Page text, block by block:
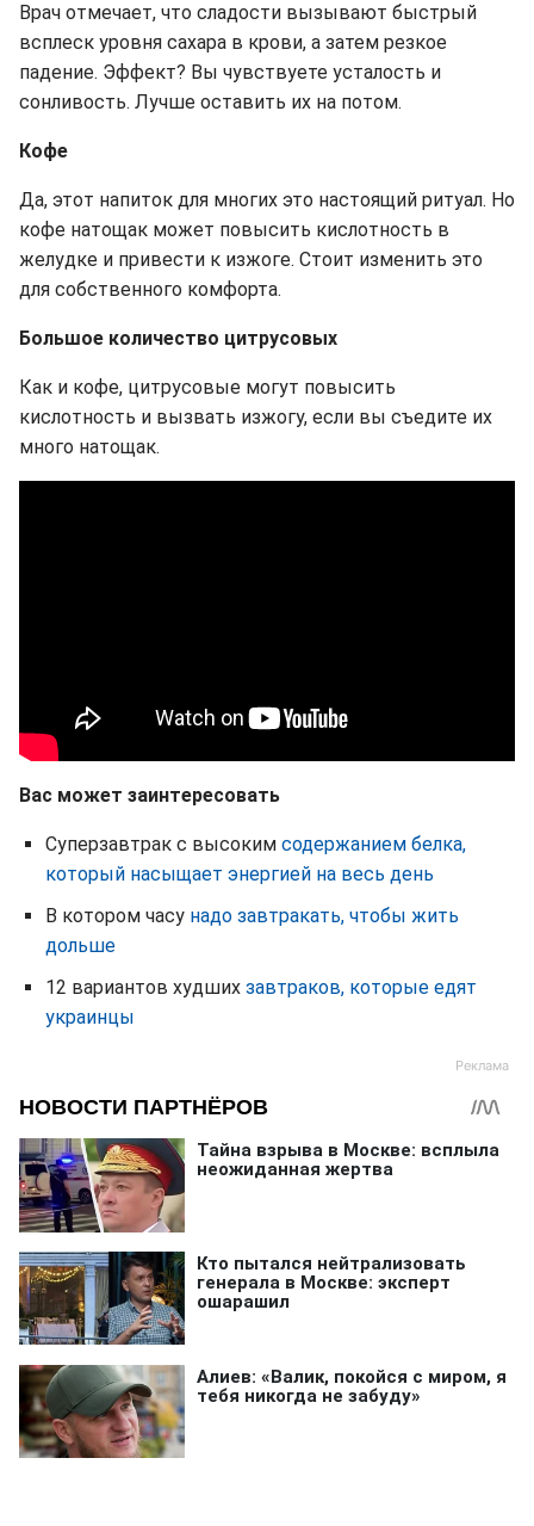
Врач отмечает, что сладости вызывают быстрый
всплеск уровня сахара в крови, а затем резкое
падение. Эффект? Вы чувствуете усталость и
сонливость. Лучше оставить их на потом.
Кофе
Да, этот напиток для многих это настоящий ритуал. Но
кофе натощак может повысить кислотность в
желудке и привести к изжоге. Стоит изменить это
для собственного комфорта.
Большое количество цитрусовых
Как и кофе, цитрусовые могут повысить
кислотность и вызвать изжогу, если вы съедите их
много натощак.
Вас может заинтересовать
Суперзавтрак с высоким содержанием белка,
который насыщает энергией на весь день
В котором часу надо завтракать, чтобы жить
дольше
12 вариантов худших завтраков, которые едят
украинцы